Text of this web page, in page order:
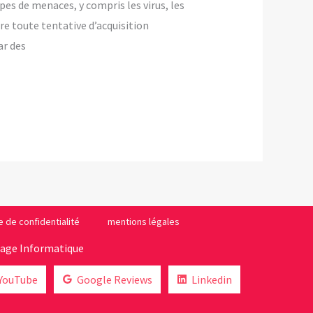
de menaces, y compris les virus, les
toute tentative d’acquisition
des
de confidentialité mentions légales
Informatique
Google Reviews Linkedin